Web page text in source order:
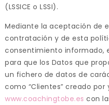
(LSSICE o LSSI).
Mediante la aceptación de
contratación y de esta
consentimiento informado,
para que los Datos que
un fichero de datos de
como “Clientes” creado
www.coachingtobe.es con